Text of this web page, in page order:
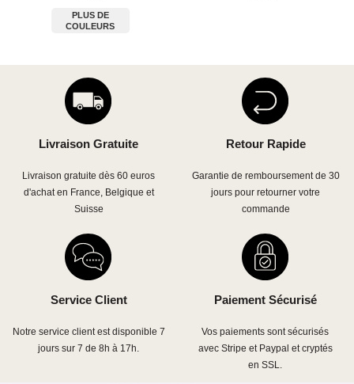
PLUS DE
COULEURS
Livraison Gratuite
Livraison gratuite dès 60 euros
d'achat en France, Belgique et
Suisse
Retour Rapide
Garantie de remboursement de 30
jours pour retourner votre
commande
Service Client
Notre service client est disponible 7
jours sur 7 de 8h à 17h.
Paiement Sécurisé
Vos paiements sont sécurisés
avec Stripe et Paypal et cryptés
en SSL.